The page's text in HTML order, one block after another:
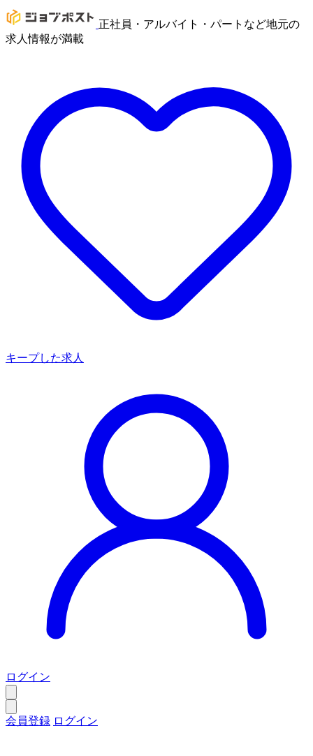
正社員・アルバイト・パートなど地元の
求人情報が満載
キープした求人
ログイン
会員登録 ログイン